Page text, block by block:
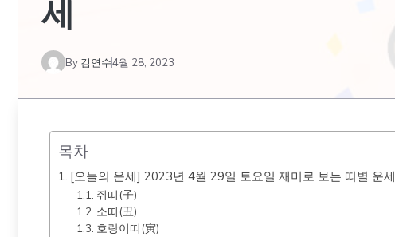
세
By 김연수4월 28, 2023
목차
[오늘의 운세] 2023년 4월 29일 토요일 재미로 보는 띠별 운세
쥐띠(子)
소띠(丑)
호랑이띠(寅)